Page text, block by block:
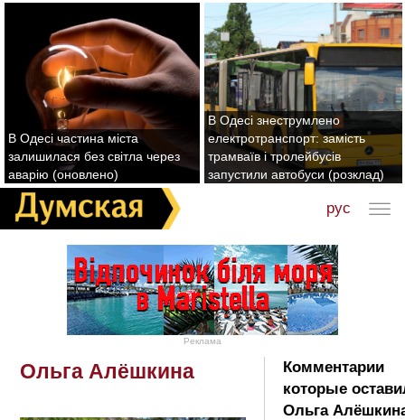
В Одесі частина міста
залишилася без світла через
аварію (оновлено)
В Одесі знеструмлено
електротранспорт: замість
трамваїв і тролейбусів
запустили автобуси (розклад)
рус
Реклама
Ольга Алёшкина
Комментарии
которые
Ольга